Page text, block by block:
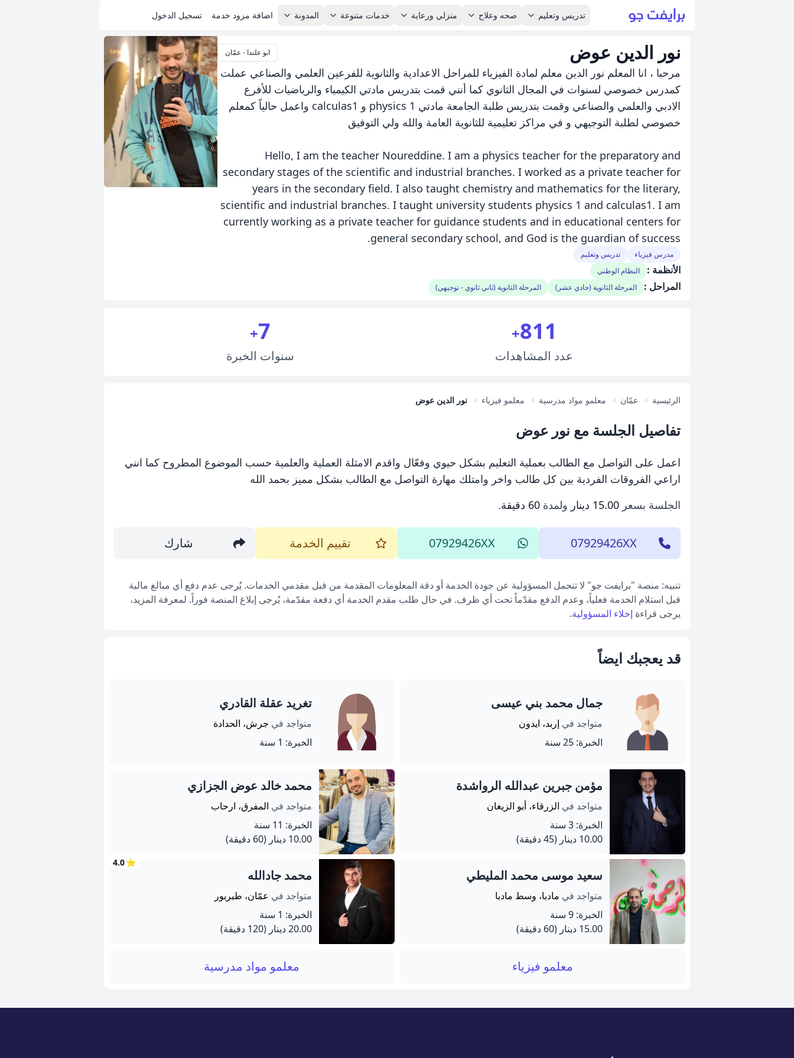
تدريس وتعليم صحه وعلاج منزلي ورعاية خدمات متنوعة المدونة اضافة مزود خدمة تسجيل الدخول
نور الدين عوض ابو علندا - عمّان
مرحبا ، انا المعلم نور الدين معلم لمادة الفيزياء للمراحل الاعدادية والثانوية للفرعين العلمي والصناعي عملت
كمدرس خصوصي لسنوات في المجال الثانوي كما أنني قمت بتدريس مادتي الكيمياء والرياضيات للأفرع
الادبي والعلمي والصناعي وقمت بتدريس طلبة الجامعة مادتي physics 1 و calculas1 واعمل حالياً كمعلم
خصوصي لطلبة التوجيهي و في مراكز تعليمية للثانوية العامة والله ولي التوفيق
Hello, I am the teacher Noureddine. I am a physics teacher for the preparatory and
secondary stages of the scientific and industrial branches. I worked as a private teacher for
years in the secondary field. I also taught chemistry and mathematics for the literary,
scientific and industrial branches. I taught university students physics 1 and calculas1. I am
currently working as a private teacher for guidance students and in educational centers for
general secondary school, and God is the guardian of success.
مدرس فيزياء تدريس وتعليم
الأنظمة : النظام الوطني
المراحل : المرحلة الثانوية (حادي عشر) المرحلة الثانوية (ثاني ثانوي - توجيهي)
811
+
عدد المشاهدات
7
+
سنوات الخبرة
الرئيسية عمّان معلمو مواد مدرسية معلمو فيزياء نور الدين عوض
تفاصيل الجلسة مع نور عوض
اعمل على التواصل مع الطالب بعملية التعليم بشكل حيوي وفعّال واقدم الامثلة العملية والعلمية حسب الموضوع المطروح كما انني
اراعي الفروقات الفردية بين كل طالب واخر وامتلك مهارة التواصل مع الطالب بشكل مميز بحمد الله
الجلسة بسعر 15.00 دينار ولمدة 60 دقيقة .
07929426XX
07929426XX تقييم الخدمة شارك
تنبيه: منصة "برايفت جو" لا تتحمل المسؤولية عن جودة الخدمة أو دقة المعلومات المقدمة من قبل مقدمي الخدمات. يُرجى عدم دفع أي مبالغ مالية
قبل استلام الخدمة فعلياً، وعدم الدفع مقدّماً تحت أي ظرف. في حال طلب مقدم الخدمة أي دفعة مقدّمة، يُرجى إبلاغ المنصة فوراً. لمعرفة المزيد،
يرجى قراءة إخلاء المسؤولية.
قد يعجبك ايضاً
جمال محمد بني عيسى
متواجد في إربد، ايدون
الخبرة: 25 سنة
تغريد عقلة القادري
متواجد في جرش، الحدادة
الخبرة: 1 سنة
مؤمن جبرين عبدالله الرواشدة
متواجد في الزرقاء، أبو الزيغان
الخبرة: 3 سنة
10.00 دينار
(45 دقيقة)
محمد خالد عوض الجزازي
متواجد في المفرق، ارحاب
الخبرة: 11 سنة
10.00 دينار
(60 دقيقة)
سعيد موسى محمد المليطي
متواجد في مادبا، وسط مادبا
الخبرة: 9 سنة
15.00 دينار
(60 دقيقة)
⭐
4.0
محمد جادالله
متواجد في عمّان، طبربور
الخبرة: 1 سنة
20.00 دينار
(120 دقيقة)
معلمو فيزياء معلمو مواد مدرسية